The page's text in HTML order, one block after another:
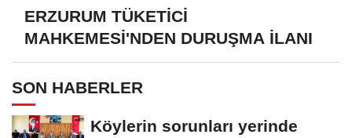
ERZURUM TÜKETİCİ
MAHKEMESİ'NDEN DURUŞMA İLANI
SON HABERLER
Köylerin sorunları yerinde